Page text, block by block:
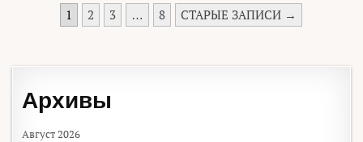
ПАГИНАЦИЯ ЗАПИСЕЙ
1 2 3 … 8 СТАРЫЕ ЗАПИСИ →
Архивы
Август 2026